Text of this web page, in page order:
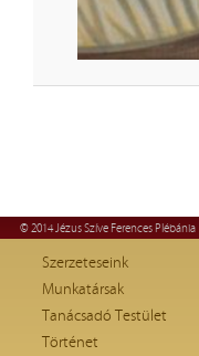
© 2014 Jézus Szíve Ferences Plébánia
Szerzeteseink
Munkatársak
Tanácsadó Testület
Történet